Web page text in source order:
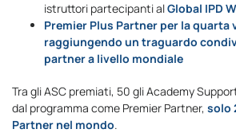
istruttori partecipanti alGlobal IPD
Premier Plus Partner per la
raggiungendo un traguardo
partner a livello mondiale
Tra gli ASC premiati, 50 gli Academy
dal programma come Premier Partner, solo
Partner nel mondo.